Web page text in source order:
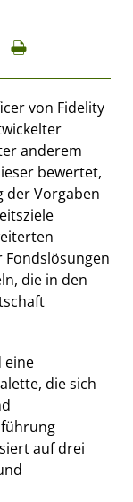
von Fidelity
anderem
bewertet,
der Vorgaben
die in den
eine
die sich
auf drei